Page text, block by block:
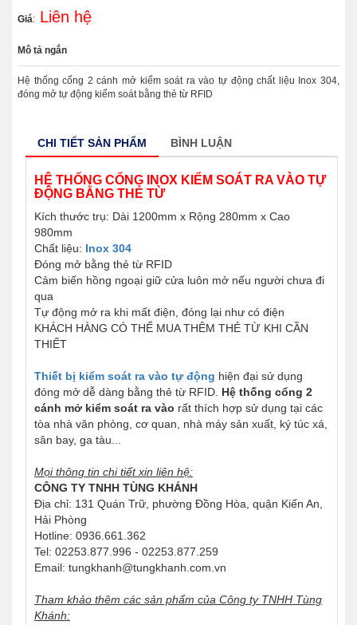
Giá: Liên hệ
Mô tả ngắn
Hệ thống cổng 2 cánh mở kiểm soát ra vào tự động chất liệu Inox 304,
đóng mở tự động kiểm soát bằng thẻ từ RFID
CHI TIẾT SẢN PHẨM BÌNH LUẬN
HỆ THỐNG CỔNG INOX KIỂM SOÁT RA VÀO TỰ
ĐỘNG BẰNG THẺ TỪ
Kích thước trụ: Dài 1200mm x Rộng 280mm x Cao
980mm
Chất liệu: Inox 304
Đóng mở bằng thẻ từ RFID
Cảm biến hồng ngoại giữ cửa luôn mở nếu người chưa đi
qua
Tự động mở ra khi mất điện, đóng lại như có điện
KHÁCH HÀNG CÓ THỂ MUA THÊM THẺ TỪ KHI CẦN
THIẾT
Thiết bị kiểm soát ra vào tự động hiện đại sử dụng
đóng mở dễ dàng bằng thẻ từ RFID. Hệ thống cổng 2
cánh mở kiểm soát ra vào rất thích hợp sử dụng tại các
tòa nhà văn phòng, cơ quan, nhà máy sản xuất, ký túc xá,
sân bay, ga tàu...
Mọi thông tin chi tiết xin liên hệ:
CÔNG TY TNHH TÙNG KHÁNH
Địa chỉ: 131 Quán Trữ, phường Đồng Hòa, quận Kiến An,
Hải Phòng
Hotline: 0936.661.362
Tel: 02253.877.996 - 02253.877.259
Email: tungkhanh@tungkhanh.com.vn
Tham khảo thêm các sản phẩm của Công ty TNHH Tùng
Khánh: